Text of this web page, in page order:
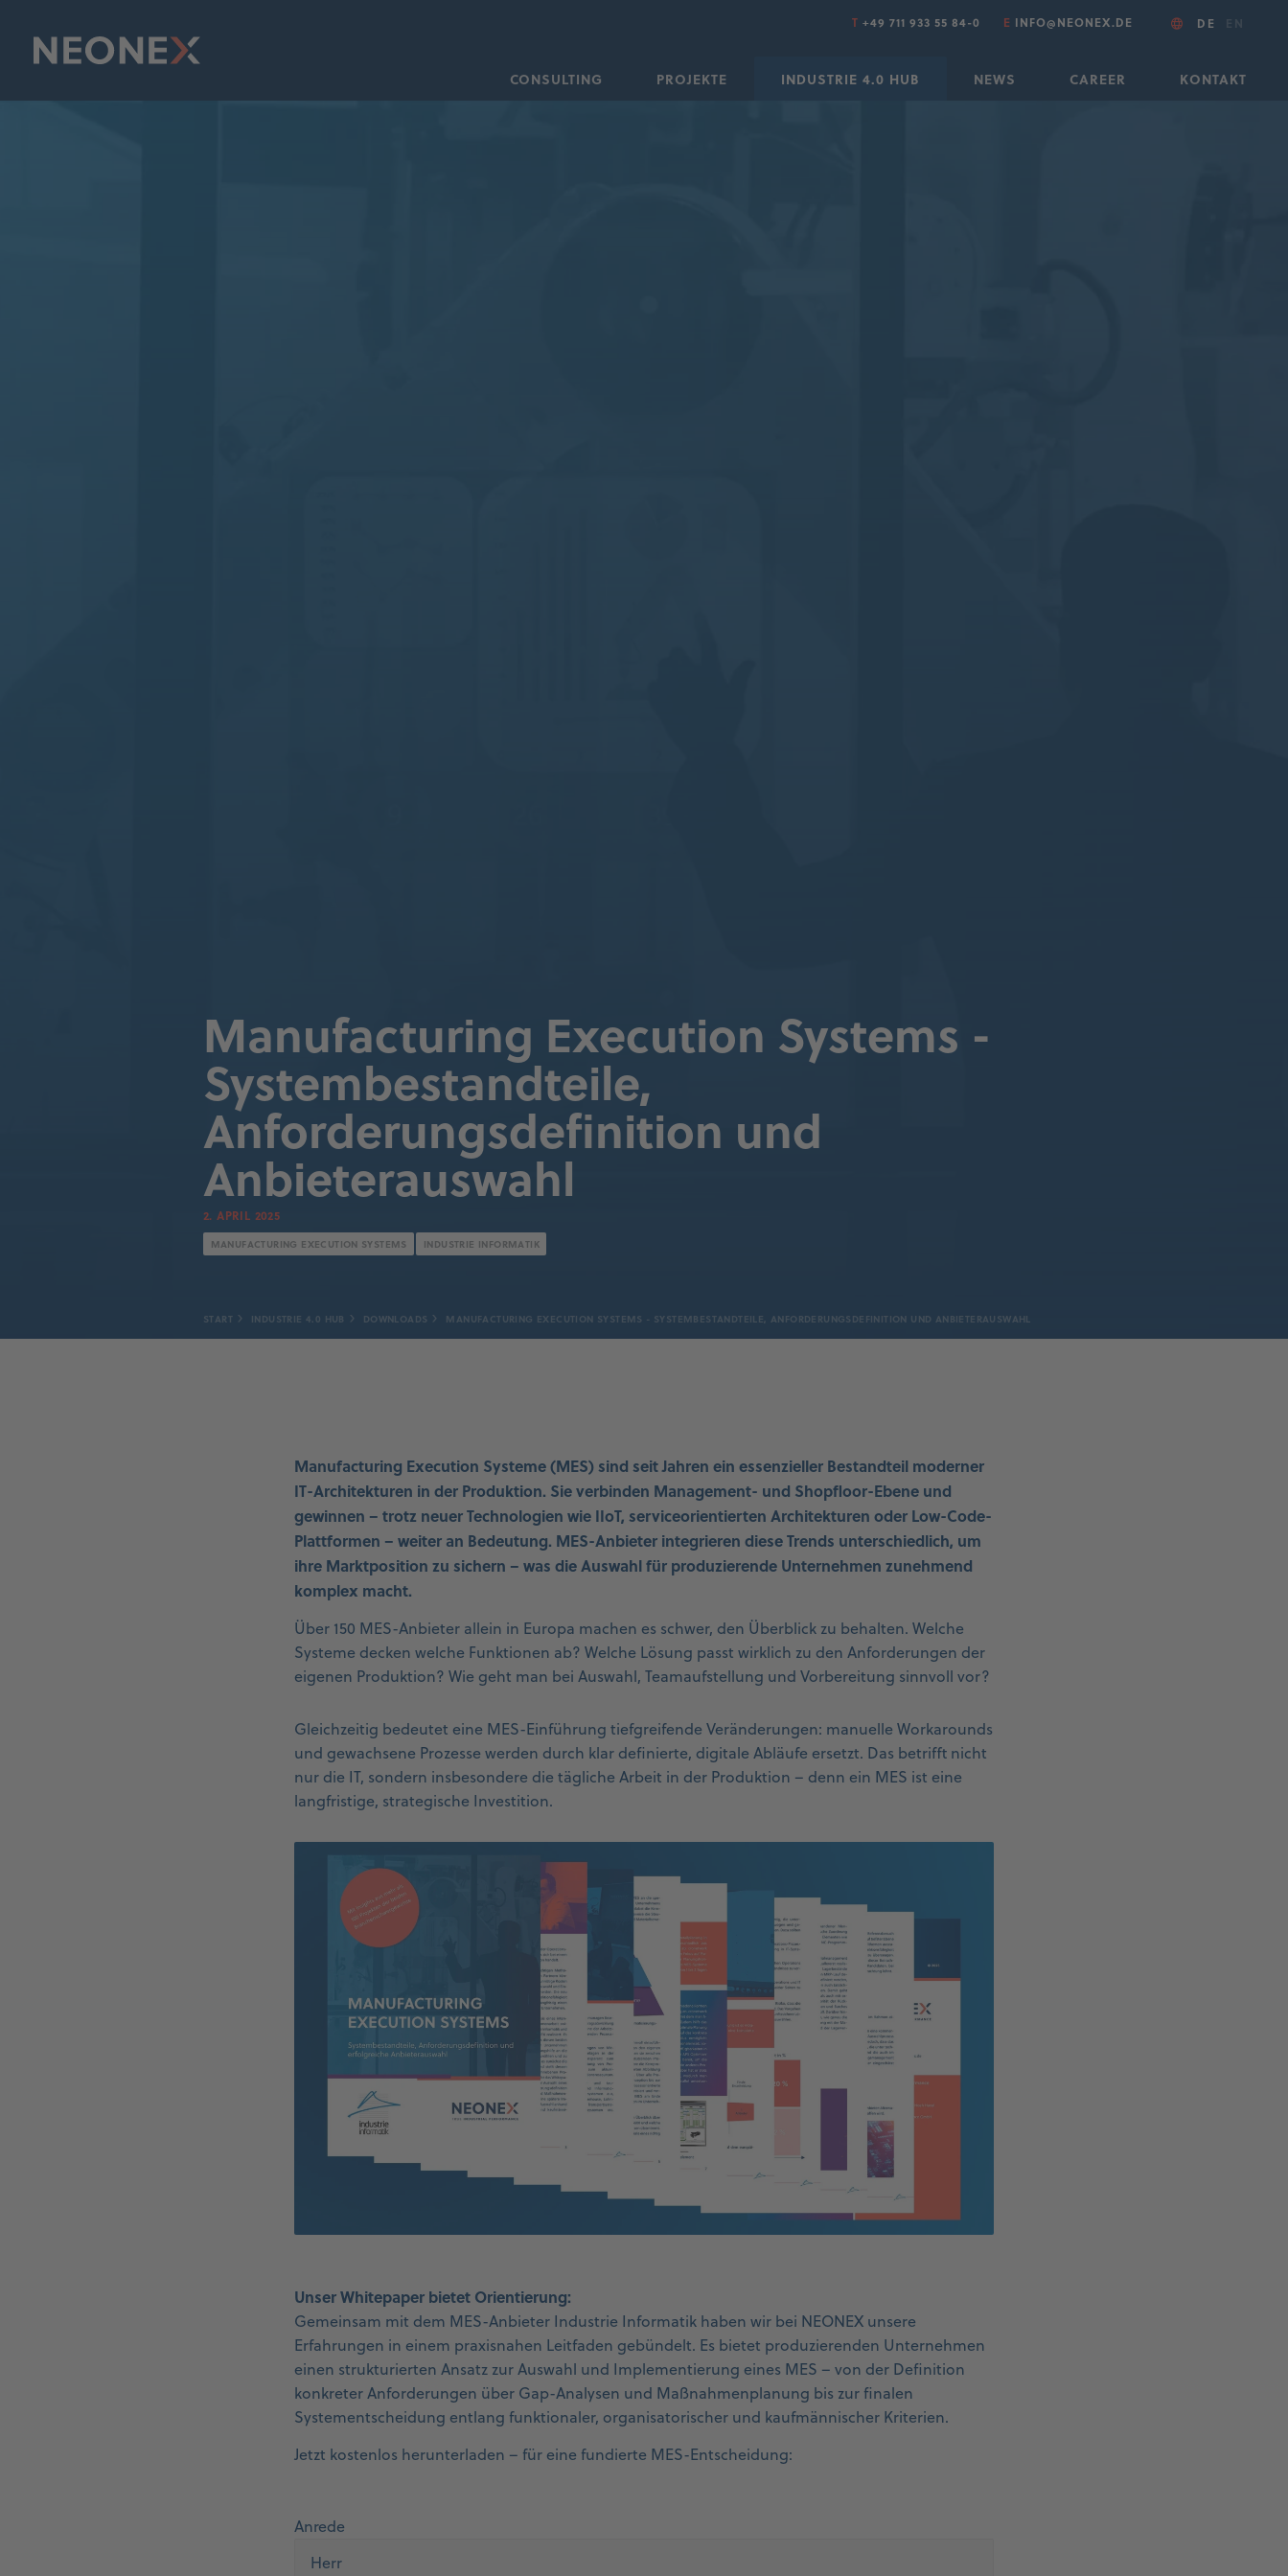
T +49 711 933 55 84-0 E INFO@NEONEX.DE DE
CONSULTING PROJEKTE INDUSTRIE 4.0 HUB NEWS CAREER KONTAKT
Manufacturing Execution Systems -
Systembestandteile,
Anforderungsdefinition und
Anbieterauswahl
2. APRIL 2025
MANUFACTURING EXECUTION SYSTEMS INDUSTRIE INFORMATIK
START INDUSTRIE 4.0 HUB DOWNLOADS MANUFACTURING EXECUTION SYSTEMS - SYSTEMBESTANDTEILE, ANFORDERUNGSDEFINITION UND ANBIETERAUSWAHL
Manufacturing Execution Systeme (MES) sind seit Jahren ein essenzieller Bestandteil moderner
IT-Architekturen in der Produktion. Sie verbinden Management- und Shopfloor-Ebene und
gewinnen – trotz neuer Technologien wie IIoT, serviceorientierten Architekturen oder Low-Code-
Plattformen – weiter an Bedeutung. MES-Anbieter integrieren diese Trends unterschiedlich, um
ihre Marktposition zu sichern – was die Auswahl für produzierende Unternehmen zunehmend
komplex macht.
Über 150 MES-Anbieter allein in Europa machen es schwer, den Überblick zu behalten. Welche
Systeme decken welche Funktionen ab? Welche Lösung passt wirklich zu den Anforderungen der
eigenen Produktion? Wie geht man bei Auswahl, Teamaufstellung und Vorbereitung sinnvoll vor?
Gleichzeitig bedeutet eine MES-Einführung tiefgreifende Veränderungen: manuelle Workarounds
und gewachsene Prozesse werden durch klar definierte, digitale Abläufe ersetzt. Das betrifft nicht
nur die IT, sondern insbesondere die tägliche Arbeit in der Produktion – denn ein MES ist eine
langfristige, strategische Investition.
Unser Whitepaper bietet Orientierung:
Gemeinsam mit dem MES-Anbieter Industrie Informatik haben wir bei NEONEX unsere
Erfahrungen in einem praxisnahen Leitfaden gebündelt. Es bietet produzierenden Unternehmen
einen strukturierten Ansatz zur Auswahl und Implementierung eines MES – von der Definition
konkreter Anforderungen über Gap-Analysen und Maßnahmenplanung bis zur finalen
Systementscheidung entlang funktionaler, organisatorischer und kaufmännischer Kriterien.
Jetzt kostenlos herunterladen – für eine fundierte MES-Entscheidung:
Anrede